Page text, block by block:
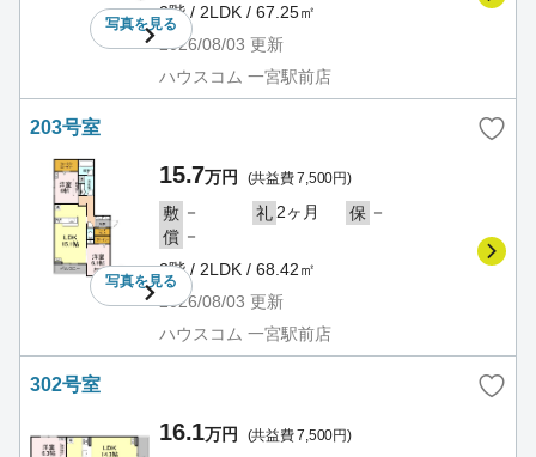
写真を見る
2階 / 2LDK / 67.25㎡
2026/08/03 更新
ハウスコム 一宮駅前店
203号室
写真を見る
15.7万円 (共益費 7,500円)
敷 － 礼 2ヶ月 保 －
償 －
2階 / 2LDK / 68.42㎡
2026/08/03 更新
ハウスコム 一宮駅前店
302号室
16.1万円 (共益費 7,500円)